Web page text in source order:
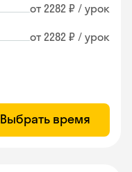
от 2282 ₽ / урок
от 2282 ₽ / урок
Выбрать время